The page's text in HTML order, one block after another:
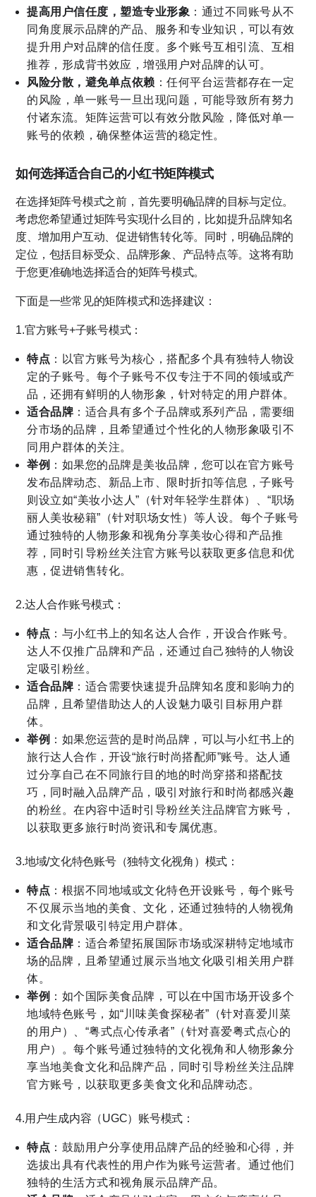
提高用户信任度，塑造专业形象 ：通过不同账号从不
同角度展示品牌的产品、服务和专业知识，可以有效
提升用户对品牌的信任度。多个账号互相引流、互相
推荐，形成背书效应，增强用户对品牌的认可。
风险分散，避免单点依赖 ：任何平台运营都存在一定
的风险，单一账号一旦出现问题，可能导致所有努力
付诸东流。矩阵运营可以有效分散风险，降低对单一
账号的依赖，确保整体运营的稳定性。
如何选择适合自己的小红书矩阵模式
在选择矩阵号模式之前，首先要明确品牌的目标与定位。
考虑您希望通过矩阵号实现什么目的，比如提升品牌知名
度、增加用户互动、促进销售转化等。同时，明确品牌的
定位，包括目标受众、品牌形象、产品特点等。这将有助
于您更准确地选择适合的矩阵号模式。
下面是一些常见的矩阵模式和选择建议：
1.官方账号+子账号模式：
特点 ：以官方账号为核心，搭配多个具有独特人物设
定的子账号。每个子账号不仅专注于不同的领域或产
品，还拥有鲜明的人物形象，针对特定的用户群体。
适合品牌 ：适合具有多个子品牌或系列产品，需要细
分市场的品牌，且希望通过个性化的人物形象吸引不
同用户群体的关注。
举例 ：如果您的品牌是美妆品牌，您可以在官方账号
发布品牌动态、新品上市、限时折扣等信息，子账号
则设立如“美妆小达人”（针对年轻学生群体）、“职场
丽人美妆秘籍”（针对职场女性）等人设。每个子账号
通过独特的人物形象和视角分享美妆心得和产品推
荐，同时引导粉丝关注官方账号以获取更多信息和优
惠，促进销售转化。
2.达人合作账号模式：
特点 ：与小红书上的知名达人合作，开设合作账号。
达人不仅推广品牌和产品，还通过自己独特的人物设
定吸引粉丝。
适合品牌 ：适合需要快速提升品牌知名度和影响力的
品牌，且希望借助达人的人设魅力吸引目标用户群
体。
举例 ：如果您运营的是时尚品牌，可以与小红书上的
旅行达人合作，开设“旅行时尚搭配师”账号。达人通
过分享自己在不同旅行目的地的时尚穿搭和搭配技
巧，同时融入品牌产品，吸引对旅行和时尚都感兴趣
的粉丝。在内容中适时引导粉丝关注品牌官方账号，
以获取更多旅行时尚资讯和专属优惠。
3.地域/文化特色账号（独特文化视角）模式：
特点 ：根据不同地域或文化特色开设账号，每个账号
不仅展示当地的美食、文化，还通过独特的人物视角
和文化背景吸引特定用户群体。
适合品牌 ：适合希望拓展国际市场或深耕特定地域市
场的品牌，且希望通过展示当地文化吸引相关用户群
体。
举例 ：如个国际美食品牌，可以在中国市场开设多个
地域特色账号，如“川味美食探秘者”（针对喜爱川菜
的用户）、“粤式点心传承者”（针对喜爱粤式点心的
用户）。每个账号通过独特的文化视角和人物形象分
享当地美食文化和品牌产品，同时引导粉丝关注品牌
官方账号，以获取更多美食文化和品牌动态。
4.用户生成内容（UGC）账号模式：
特点 ：鼓励用户分享使用品牌产品的经验和心得，并
选拔出具有代表性的用户作为账号运营者。通过他们
独特的生活方式和视角展示品牌产品。